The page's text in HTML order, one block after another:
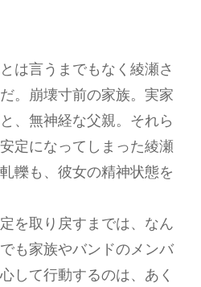
は言うまでもなく綾瀬さ
。崩壊寸前の家族。実家
、無神経な父親。それら
定になってしまった綾瀬
轢も、彼女の精神状態を
を取り戻すまでは、なん
も家族やバンドのメンバ
して行動するのは、あく